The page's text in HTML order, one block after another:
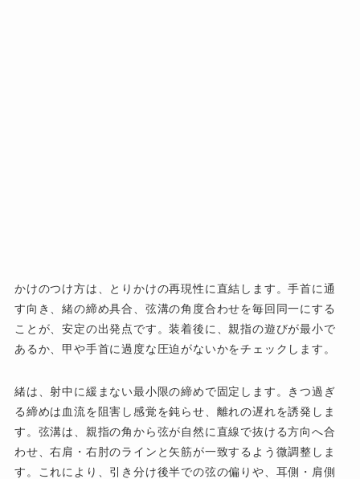
かけのつけ方は、とりかけの再現性に直結します。手首に通
す向き、緒の締め具合、弦溝の角度合わせを毎回同一にする
ことが、安定の出発点です。装着後に、親指の遊びが最小で
あるか、甲や手首に過度な圧迫がないかをチェックします。
緒は、射中に緩まない最小限の締めで固定します。きつ過ぎ
る締めは血流を阻害し感覚を鈍らせ、離れの遅れを誘発しま
す。弦溝は、親指の角から弦が自然に直線で抜ける方向へ合
わせ、右肩・右肘のラインと矢筋が一致するよう微調整しま
す。これにより、引き分け後半での弦の偏りや、耳側・肩側